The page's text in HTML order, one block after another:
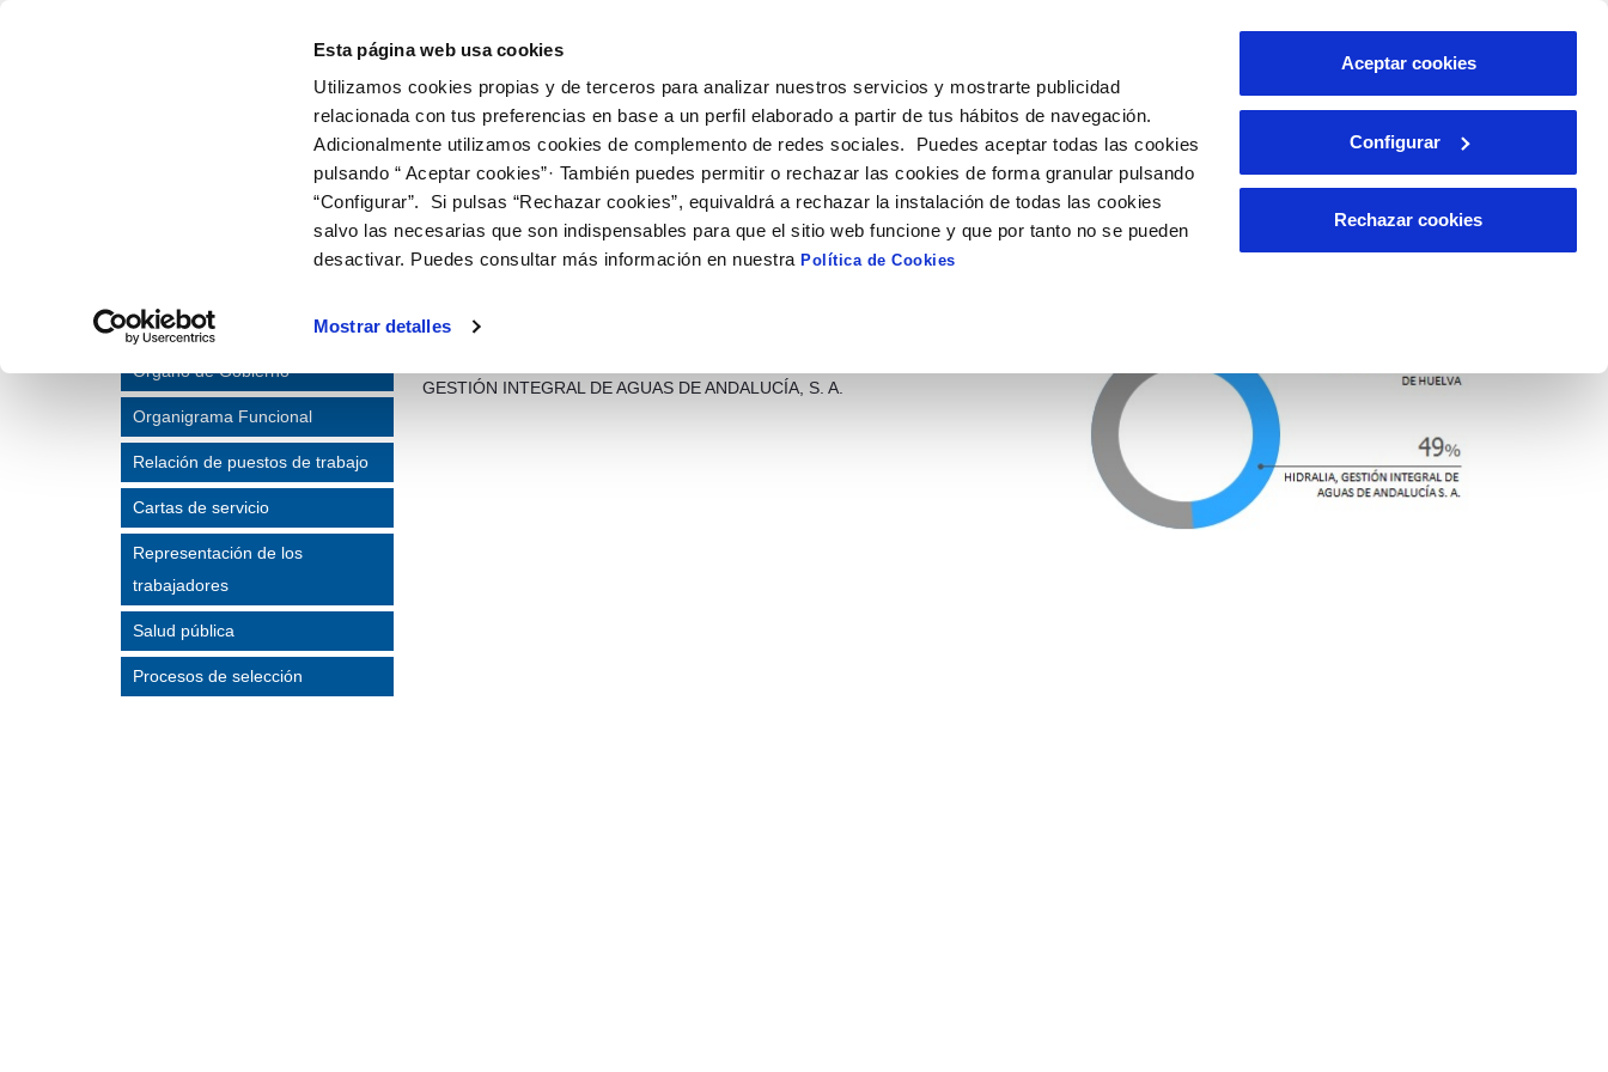
Esta página web usa cookies
Utilizamos cookies propias y de terceros para analizar nuestros servicios y mostrarte publicidad
relacionada con tus preferencias en base a un perfil elaborado a partir de tus hábitos de navegación.
Adicionalmente utilizamos cookies de complemento de redes sociales. Puedes aceptar todas las cookies
pulsando “ Aceptar cookies”· También puedes permitir o rechazar las cookies de forma granular pulsando
“Configurar”. Si pulsas “Rechazar cookies”, equivaldrá a rechazar la instalación de todas las cookies
salvo las necesarias que son indispensables para que el sitio web funcione y que por tanto no se pueden
desactivar. Puedes consultar más información en nuestraPolítica de Cookies
Mostrar detalles
Aceptar cookies
Configurar
Rechazar cookies
EMPRESA Y ORGANIZACIÓN
INFORMACIÓN ECONÓMICA Y
ESTADÍSTICA
NORMATIVA APLICABLE
CONTRATOS Y
SUBVENCIONES
RELACIÓN CON LA
EMPRESA Y ORGANIZACIÓN ACCIONISTAS DE LA SOCIEDAD
Accionistas de la sociedad
Órgano de Gobierno
Organigrama Funcional
Relación de puestos de trabajo
Cartas de servicio
Representación de los
trabajadores
Salud pública
Procesos de selección
Accionistas de la sociedad
empresa mixta de servicios, participada en un 51 % por el EXCMO.
GESTIÓN INTEGRAL DE AGUAS DE ANDALUCÍA, S. A.